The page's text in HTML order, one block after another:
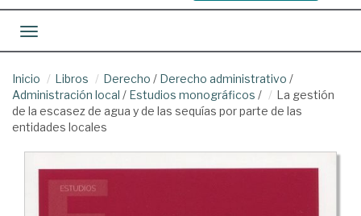
Toggle navigation
Inicio Libros Derecho / Derecho administrativo /
Administración local / Estudios monográficos /
La gestión
de la escasez de agua y de las sequías por parte de las
entidades locales